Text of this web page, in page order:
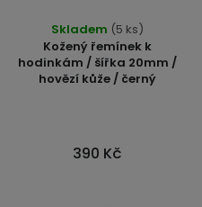
Kožený řemínek k
hodinkám / šířka 20mm /
hovězí kůže / černý
Skladem (5 ks)
390 Kč